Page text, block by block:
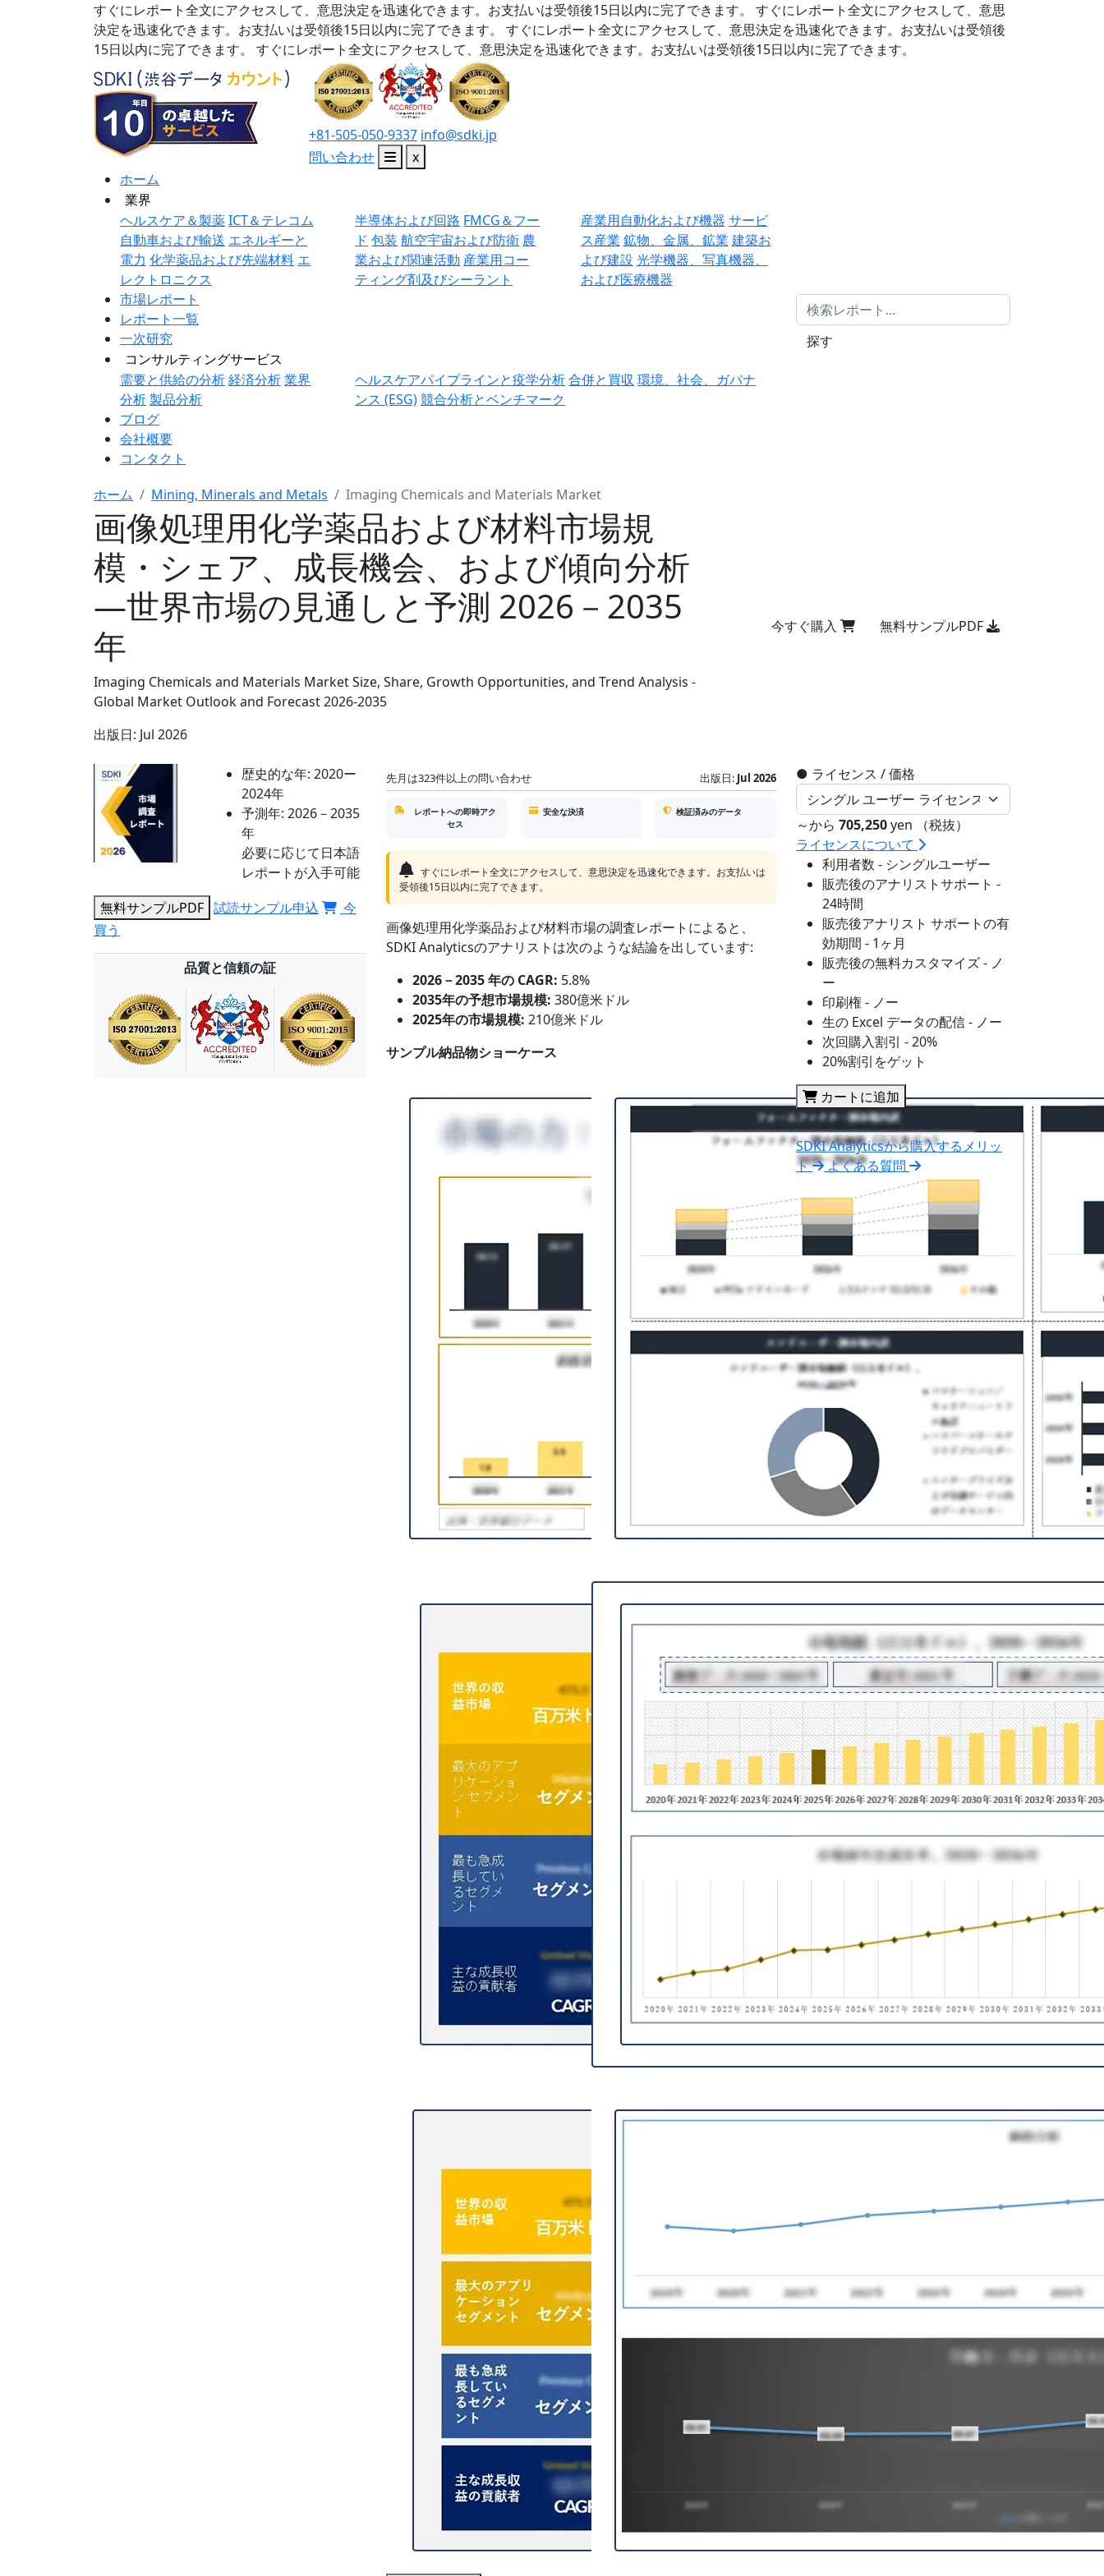
すぐにレポート全文にアクセスして、意思決定を迅速化できます。お支払いは受領後15日以内に完了できます。
すぐにレポート全文にアクセスして、意思
決定を迅速化できます。お支払いは受領後15日以内に完了できます。
すぐにレポート全文にアクセスして、意思決定を迅速化できます。お支払いは受領後
15日以内に完了できます。
すぐにレポート全文にアクセスして、意思決定を迅速化できます。お支払いは受領後15日以内に完了できます。
+81-505-050-9337 info@sdki.jp
問い合わせ
x
ホーム
業界
ヘルスケア＆製薬ICT＆テレコム
自動車および輸送 エネルギーと
電力 化学薬品および先端材料 エ
レクトロニクス
半導体および回路 FMCG＆フー
ド 包装 航空宇宙および防衛 農
業および関連活動 産業用コー
ティング剤及びシーラント
産業用自動化および機器 サービ
ス産業 鉱物、金属、鉱業 建築お
よび建設 光学機器、写真機器、
および医療機器
市場レポート
レポート一覧
一次研究
コンサルティングサービス
需要と供給の分析経済分析業界
分析製品分析
ヘルスケアパイプラインと疫学分析合併と買収 環境、社会、ガバナ
ンス (ESG)競合分析とベンチマーク
ブログ
会社概要
コンタクト
探す
ホーム Mining, Minerals and Metals Imaging Chemicals and Materials Market
画像処理用化学薬品および材料市場規
模・シェア、成長機会、および傾向分析
―世界市場の見通しと予測 2026－2035
年
Imaging Chemicals and Materials Market Size, Share, Growth Opportunities, and Trend Analysis -
Global Market Outlook and Forecast 2026-2035
出版日: Jul 2026
今すぐ購入 無料サンプルPDF
歴史的な年: 2020ー
2024年
予測年: 2026－2035
年
必要に応じて日本語
レポートが入手可能
無料サンプルPDF 試読サンプル申込
今
買う
品質と信頼の証
先月は323件以上の問い合わせ 出版日: Jul 2026
レポートへの即時アク
セス
安全な決済 検証済みのデータ
すぐにレポート全文にアクセスして、意思決定を迅速化できます。お支払いは
受領後15日以内に完了できます。
画像処理用化学薬品および材料市場の調査レポートによると、
SDKI Analyticsのアナリストは次のような結論を出しています:
2026－2035 年の CAGR: 5.8%
2035年の予想市場規模: 380億米ドル
2025年の市場規模: 210億米ドル
サンプル納品物ショーケース
● ライセンス / 価格
～から 705,250yen （税抜）
ライセンスについて
利用者数 - シングルユーザー
販売後のアナリストサポート -
24時間
販売後アナリスト サポートの有
効期間 - 1ヶ月
販売後の無料カスタマイズ - ノ
ー
印刷権 - ノー
生の Excel データの配信 - ノー
次回購入割引 - 20%
20%割引をゲット
カートに追加
SDKI Analyticsから購入するメリッ
ト
よくある質問